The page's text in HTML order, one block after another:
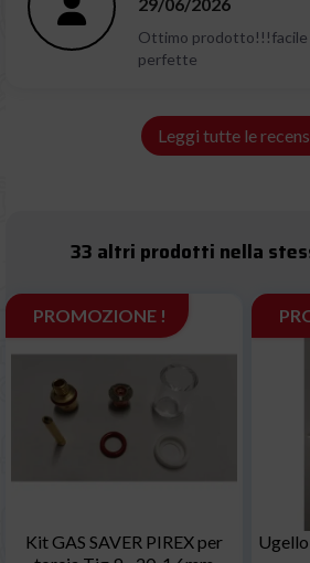
29/06/2026
Ottimo prodotto!!!facile
perfette
Leggi tutte le
33 altri prodotti nella
PROMOZIONE !
Kit GAS SAVER PIREX per
Ugello